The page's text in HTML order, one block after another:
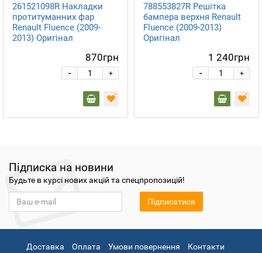
261521098R Накладки
протитуманних фар
Renault Fluence (2009-
2013) Оригінал
870грн
+
-
788553827R Решітка
бампера верхня Renault
Fluence (2009-2013)
Оригінал
1 240грн
+
-
Підписка на новини
Будьте в курсі нових акцій та спецпропозицій!
Підписатися
Доставка Оплата Умови повернення Контакти